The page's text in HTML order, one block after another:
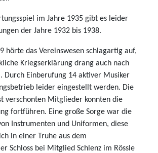
im Jahre 1935 gibt es leider
der Jahre 1932 bis 1938.
hörte das Vereinswesen schlagartig auf,
Kriegserklärung drang auch nach
Durch Einberufung 14 aktiver Musiker
leider eingestellt werden. Die
verschonten Mitglieder konnten die
fortführen. Eine große Sorge war die
Instrumenten und Uniformen, diese
in einer Truhe aus dem
Schloss bei Mitglied Schlenz im Rössle